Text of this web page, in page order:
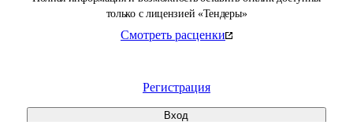
только с лицензией «Тендеры»
Смотреть расценки
Регистрация
Вход